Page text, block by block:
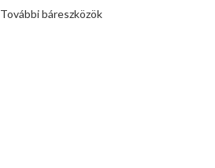
További báreszközök